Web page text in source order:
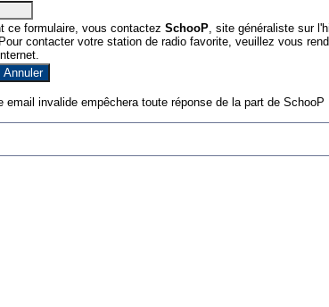
ce formulaire, vous contactez SchooP, site généraliste sur
contacter votre station de radio favorite, veuillez vous
email invalide empêchera toute réponse de la part de SchooP